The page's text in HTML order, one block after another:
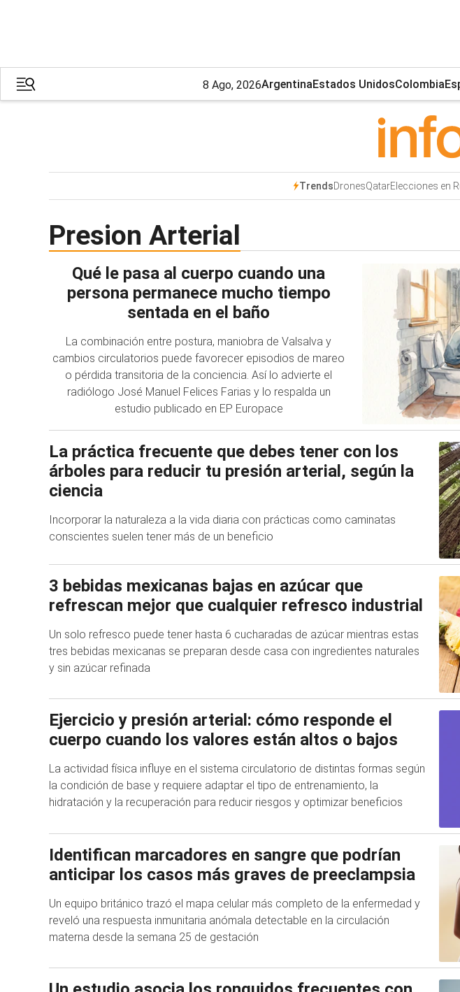
8 Ago, 2026ArgentinaEstados UnidosColombia
TrendsDronesQatarElecciones en
Presion Arterial
Qué le pasa al cuerpo cuando una
persona permanece mucho tiempo
sentada en el baño
La combinación entre postura, maniobra de Valsalva y
cambios circulatorios puede favorecer episodios de mareo
o pérdida transitoria de la conciencia. Así lo advierte el
radiólogo José Manuel Felices Farias y lo respalda un
estudio publicado en EP Europace
La práctica frecuente que debes tener con los
árboles para reducir tu presión arterial, según la
ciencia
Incorporar la naturaleza a la vida diaria con prácticas como caminatas
conscientes suelen tener más de un beneficio
3 bebidas mexicanas bajas en azúcar que
refrescan mejor que cualquier refresco industrial
Un solo refresco puede tener hasta 6 cucharadas de azúcar mientras estas
tres bebidas mexicanas se preparan desde casa con ingredientes naturales
y sin azúcar refinada
Ejercicio y presión arterial: cómo responde el
cuerpo cuando los valores están altos o bajos
La actividad física influye en el sistema circulatorio de distintas formas según
la condición de base y requiere adaptar el tipo de entrenamiento, la
hidratación y la recuperación para reducir riesgos y optimizar beneficios
Identifican marcadores en sangre que podrían
anticipar los casos más graves de preeclampsia
Un equipo británico trazó el mapa celular más completo de la enfermedad y
reveló una respuesta inmunitaria anómala detectable en la circulación
materna desde la semana 25 de gestación